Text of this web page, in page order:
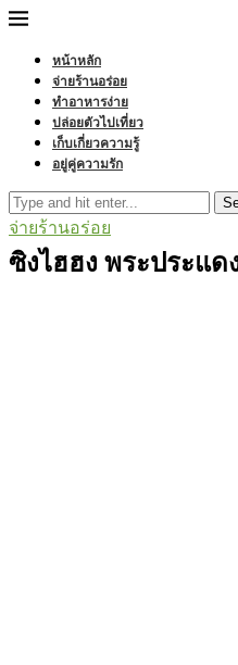
หน้าหลัก
จ่ายร้านอร่อย
ทำอาหารง่าย
ปล่อยตัวไปเที่ยว
เก็บเกี่ยวความรู้
อยู่คู่ความรัก
จ่ายร้านอร่อย
ซิงไฮฮง พระประแด